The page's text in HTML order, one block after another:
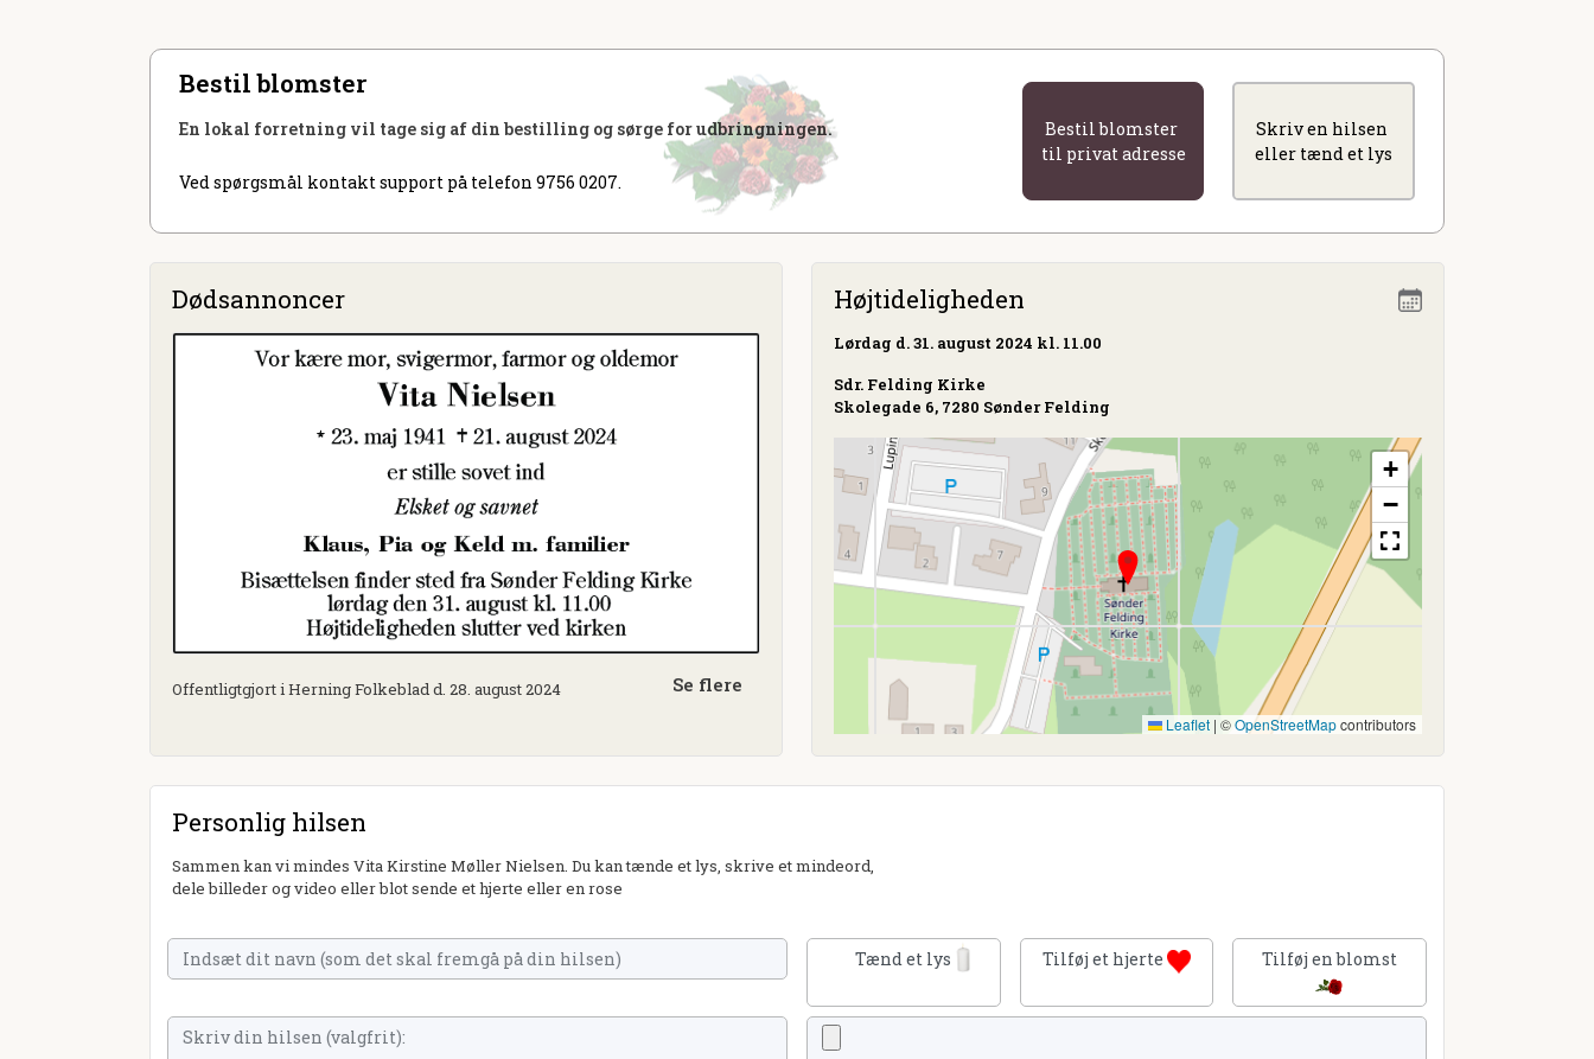
Bestil blomster
En lokal forretning vil tage sig af din bestilling og sørge for udbringningen.
Ved spørgsmål kontakt support på telefon 9756 0207.
Bestil blomster
til privat adresse
Skriv en hilsen
eller tænd et lys
Dødsannoncer
Offentligtgjort i Herning Folkeblad d. 28. august 2024 Se flere
Højtideligheden
Lørdag d. 31. august 2024 kl. 11.00
Sdr. Felding Kirke
Skolegade 6, 7280 Sønder Felding
+
−
Leaflet | ©OpenStreetMapcontributors
Personlig hilsen
Sammen kan vi mindes Vita Kirstine Møller Nielsen. Du kan tænde et lys, skrive et mindeord,
dele billeder og video eller blot sende et hjerte eller en rose
Tænd et lys Tilføj et hjerte Tilføj en blomst